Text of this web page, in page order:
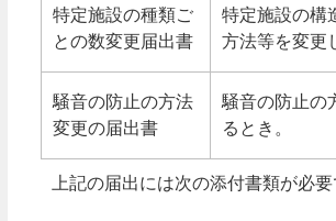
特定施設の種類ご
との数変更届出書
特定施設の構
方法等を変更
騒音の防止の方法
変更の届出書
騒音の防止の
るとき。
上記の届出には次の添付書類が必要